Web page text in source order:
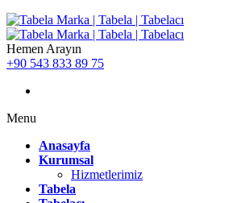
Hemen Arayın
+90 543 833 89 75
Menu
Anasayfa
Kurumsal
Hizmetlerimiz
Tabela